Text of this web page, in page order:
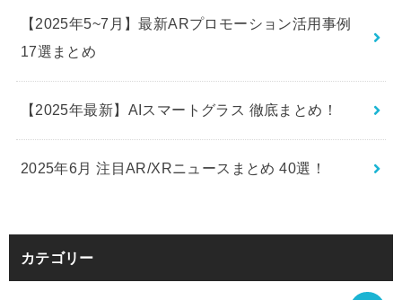
【2025年5~7月】最新ARプロモーション活用事例
17選まとめ
【2025年最新】AIスマートグラス 徹底まとめ！
2025年6月 注目AR/XRニュースまとめ 40選！
カテゴリー